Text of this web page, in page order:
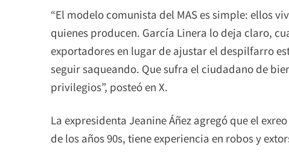
“El modelo comunista del MAS es simple: ellos
quienes producen. García Linera lo deja claro,
exportadores en lugar de ajustar el despilfarro
seguir saqueando. Que sufra el ciudadano de
privilegios”, posteó en X.
La expresidenta Jeanine Áñez agregó que el
de los años 90s, tiene experiencia en robos y